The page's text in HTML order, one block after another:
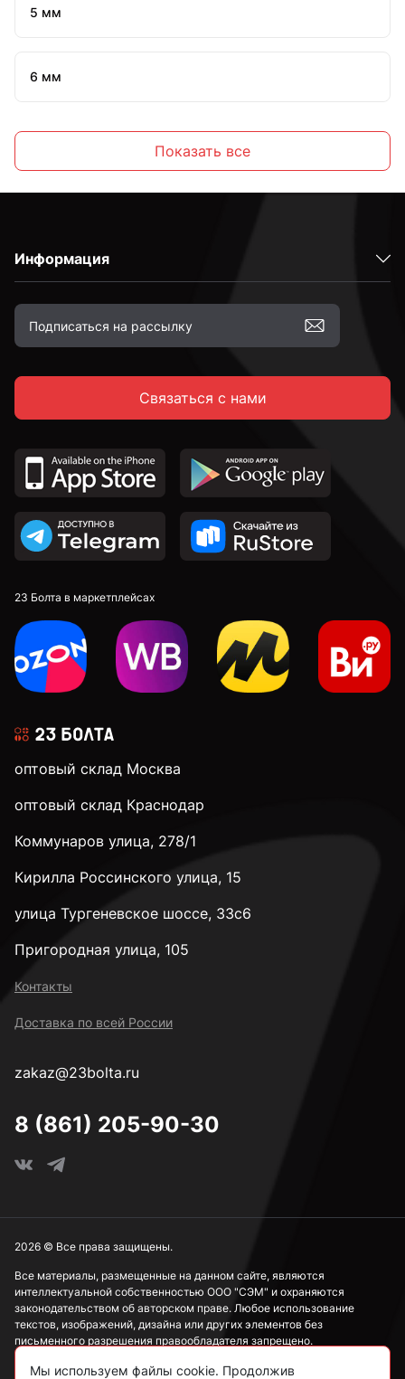
5 мм
6 мм
10 мм
12 мм
16 мм
18 мм
20 мм
22 мм
32 мм
35 мм
Показать все
Информация
Связаться с нами
23 Болта в маркетплейсах
оптовый склад Москва
оптовый склад Краснодар
Коммунаров улица, 278/1
Кирилла Россинского улица, 15
улица Тургеневское шоссе, 33с6
Пригородная улица, 105
Контакты
Доставка по всей России
zakaz@23bolta.ru
8 (861) 205-90-30
Все материалы, размещенные на данном сайте, являются
интеллектуальной собственностью ООО "СЭМ" и охраняются
законодательством об авторском праве. Любое использование
текстов, изображений, дизайна или других элементов без
письменного разрешения правообладателя запрещено.
Информация, представленная на сайте, носит исключительно
2026 © Все права защищены.
Мы используем файлы cookie. Продолжив